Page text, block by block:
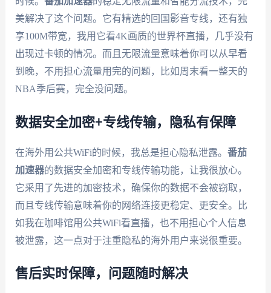
美解决了这个问题。它有精选的回国影音专线，还有独
享100M带宽，我用它看4K画质的世界杯直播，几乎没有
出现过卡顿的情况。而且无限流量意味着你可以从早看
到晚，不用担心流量用完的问题，比如周末看一整天的
NBA季后赛，完全没问题。
数据安全加密+专线传输，隐私有保障
在海外用公共WiFi的时候，我总是担心隐私泄露。 番茄
加速器的数据安全加密和专线传输功能，让我很放心。
它采用了先进的加密技术，确保你的数据不会被窃取，
而且专线传输意味着你的网络连接更稳定、更安全。比
如我在咖啡馆用公共WiFi看直播，也不用担心个人信息
被泄露，这一点对于注重隐私的海外用户来说很重要。
售后实时保障，问题随时解决